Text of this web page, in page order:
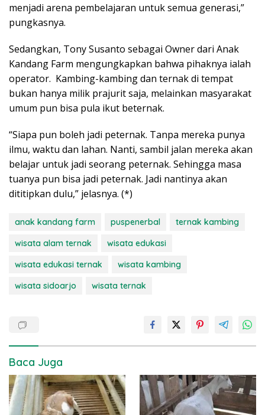
menjadi arena pembelajaran untuk semua generasi,”
pungkasnya.
Sedangkan, Tony Susanto sebagai Owner dari Anak
Kandang Farm mengungkapkan bahwa pihaknya ialah
operator. Kambing-kambing dan ternak di tempat
bukan hanya milik prajurit saja, melainkan masyarakat
umum pun bisa pula ikut beternak.
“Siapa pun boleh jadi peternak. Tanpa mereka punya
ilmu, waktu dan lahan. Nanti, sambil jalan mereka akan
belajar untuk jadi seorang peternak. Sehingga masa
tuanya pun bisa jadi peternak. Jadi nantinya akan
dititipkan dulu,” jelasnya. (*)
anak kandang farm puspenerbal
ternak kambing
wisata alam ternak
wisata edukasi
wisata edukasi ternak
wisata kambing
wisata sidoarjo
wisata ternak
Baca Juga